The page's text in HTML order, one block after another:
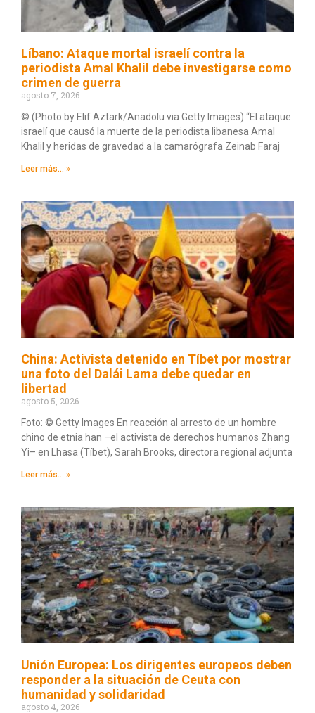
Líbano: Ataque mortal israelí contra la
periodista Amal Khalil debe investigarse como
crimen de guerra
agosto 7, 2026
© (Photo by Elif Aztark/Anadolu via Getty Images) “El ataque
israelí que causó la muerte de la periodista libanesa Amal
Khalil y heridas de gravedad a la camarógrafa Zeinab Faraj
Leer más... »
China: Activista detenido en Tíbet por mostrar
una foto del Dalái Lama debe quedar en
libertad
agosto 5, 2026
Foto: © Getty Images En reacción al arresto de un hombre
chino de etnia han –el activista de derechos humanos Zhang
Yi– en Lhasa (Tíbet), Sarah Brooks, directora regional adjunta
Leer más... »
Unión Europea: Los dirigentes europeos deben
responder a la situación de Ceuta con
humanidad y solidaridad
agosto 4, 2026